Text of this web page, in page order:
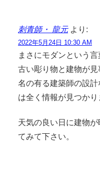
刺青師・ 龍元 より:
2022年5月24日 10:30 AM
まさにモダンという言
古い彫り物と建物が
名の有る建築師の設
は全く情報が見つかり
天気の良い日に建物
てみて下さい。